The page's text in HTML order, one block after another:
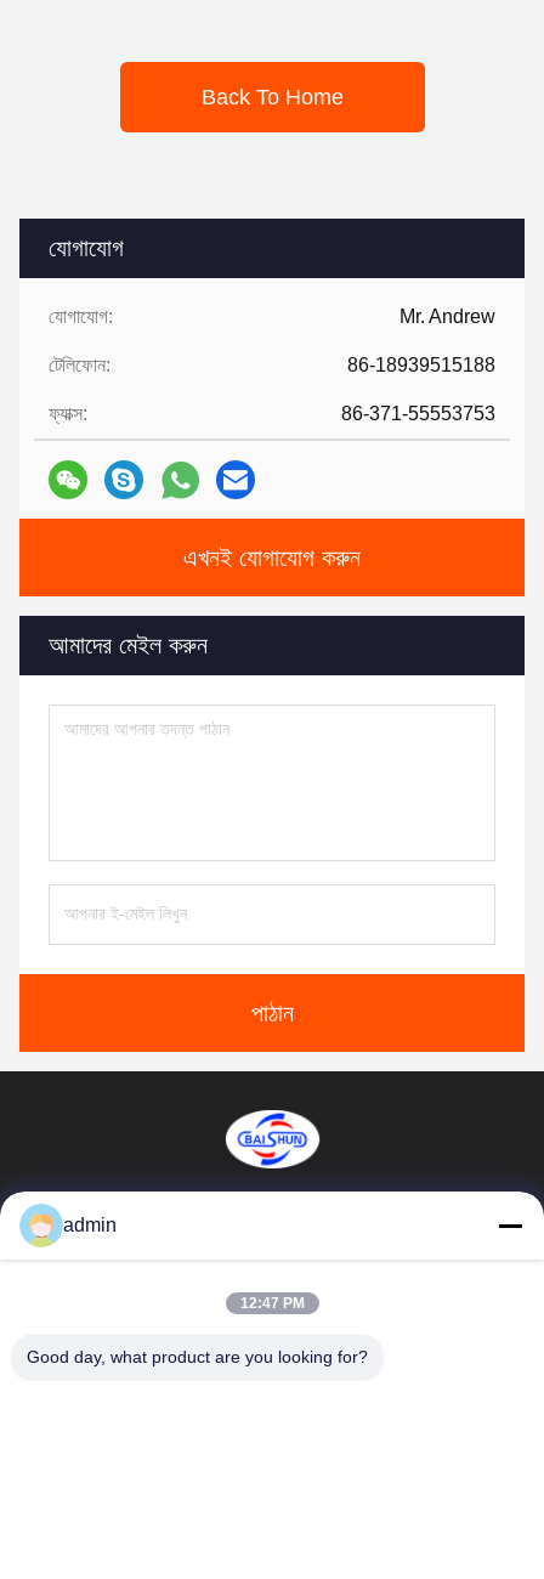
যোগাযোগ
যোগাযোগ: Mr. Andrew
টেলিফোন: 86-18939515188
ফ্যাক্স: 86-371-55553753
এখনই যোগাযোগ করুন
আমাদের মেইল ​​করুন
পাঠান
Back To Home
Henan Baishun Machinery Equipment Co.,
admin
12:47 PM
Good day, what product are you looking for?